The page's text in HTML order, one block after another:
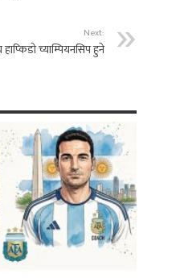
Next:
हाप्किडो च्याम्पियनसिप हुने